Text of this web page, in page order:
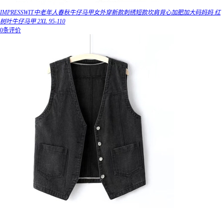
IMPRESSWIT中老年人春秋牛仔马甲女外穿新款刺绣短款坎肩背心加肥加大码妈妈 红
树叶牛仔马甲 2XL 95-110
0条评价